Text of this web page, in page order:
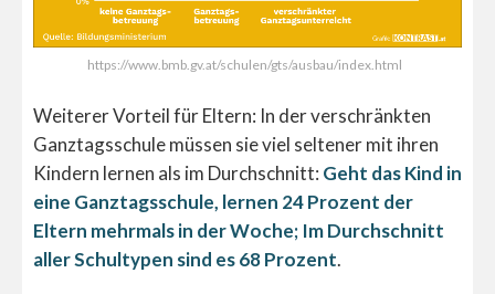
https://www.bmb.gv.at/schulen/gts/ausbau/index.html
Weiterer Vorteil für Eltern: In der verschränkten
Ganztagsschule müssen sie viel seltener mit ihren
Kindern lernen als im Durchschnitt: Geht das Kind in
eine Ganztagsschule, lernen 24 Prozent der
Eltern mehrmals in der Woche; Im Durchschnitt
aller Schultypen sind es 68 Prozent.